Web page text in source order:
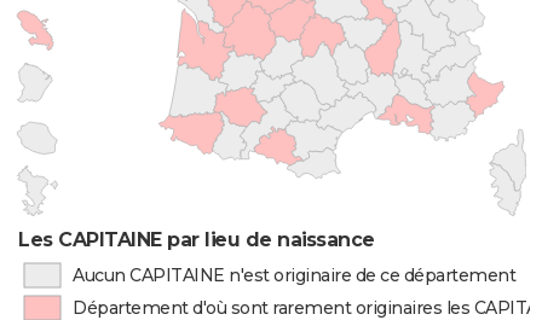
Les CAPITAINE par lieu de naissance
Aucun CAPITAINE n'est originaire de ce département
Département d'où sont rarement originaires les